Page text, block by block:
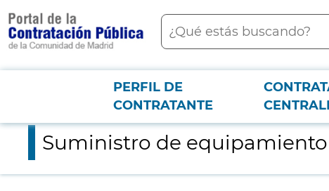
contenido
principal
Buscar
Menú PCON
PERFIL DE
CONTRATANTE
Suministro de equipamiento para la cocina del Hospital
Suministro de